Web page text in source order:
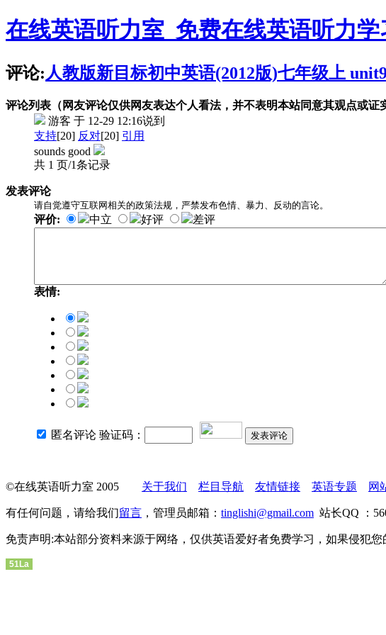
在线英语听力室_免费在线英语听力学
评论: 人教版新目标初中英语(2012版)七年级上
评论列表（网友评论仅供网友表达个人看法，并不表明本站同意其观点或证
游客 于 12-29 12:16说到
支持[20] 反对[20] 引用
sounds good
共 1 页/1条记录
发表评论
请自觉遵守互联网相关的政策法规，严禁发布色情、暴力、反动的言论。
评价: 中立 好评 差评
表情:
匿名评论 验证码： 发表评论
©在线英语听力室 2005 关于我们 栏目导航 友情链接 英语专题 网
有任何问题，请给我们留言 ，管理员邮箱： tinglishi@gmail.com 站长QQ ：
免责声明:本站部分资料来源于网络，仅供英语爱好者免费学习，如果侵犯您
51La